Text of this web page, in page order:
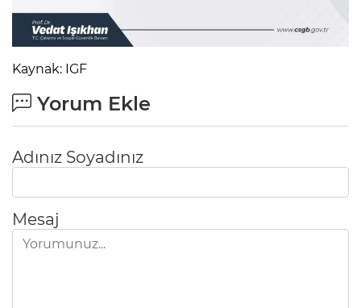
Kaynak: IGF
Yorum Ekle
Adınız Soyadınız
Mesaj